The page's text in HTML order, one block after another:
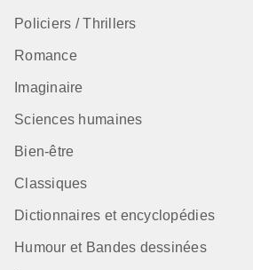
Policiers / Thrillers
Romance
Imaginaire
Sciences humaines
Bien-être
Classiques
Dictionnaires et encyclopédies
Humour et Bandes dessinées